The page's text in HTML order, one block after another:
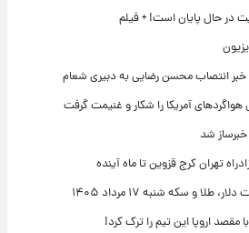
در حال پایان است! + فیلم
خبر انتصاب محسن رضایی به دبیری شعام
هواگردهای آمریکا را شکار و غنیمت گرفت
شد
تهران کرج قزوین تا ماه آینده
و سکه شنبه ۱۷ مرداد ۱۴۰۵
مقصد اروپا این تیم را ترک کرد!